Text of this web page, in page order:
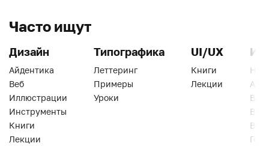
Часто ищут
Дизайн
Айдентика
Веб
Иллюстрации
Инструменты
Книги
Лекции
Типографика
Леттеринг
Примеры
Уроки
UI/UX
Книги
Лекции
Веб